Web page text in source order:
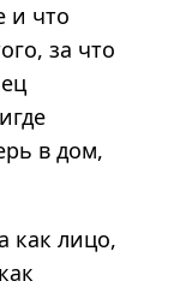
и что
за что
в дом,
как лицо,